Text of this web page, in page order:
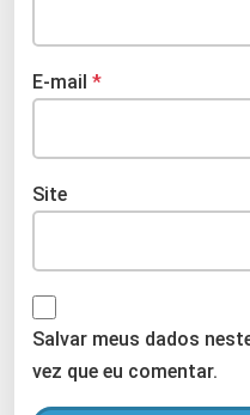
E-mail *
Site
Salvar meus dados
vez que eu comentar.